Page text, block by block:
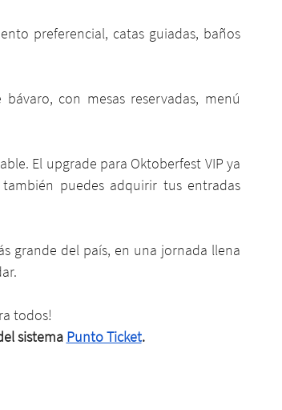
preferencial, catas guiadas, baños
con mesas reservadas, menú
El upgrade para Oktoberfest VIP ya
puedes adquirir tus entradas
grande del país, en una jornada llena
todos!
sistema Punto Ticket.